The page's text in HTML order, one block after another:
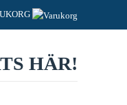
HÄR!